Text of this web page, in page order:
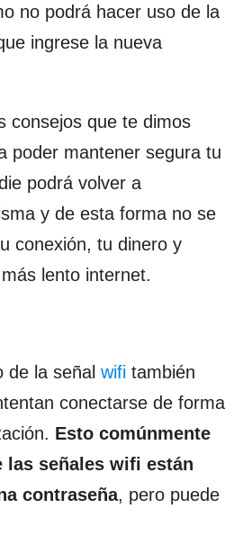
no podrá hacer uso de la
ingrese la nueva
consejos que te dimos
poder mantener segura tu
podrá volver a
y de esta forma no se
conexión, tu dinero y
lento internet.
de la señal wifi también
conectarse de forma
Esto comúnmente
las señales wifi están
contraseña, pero puede